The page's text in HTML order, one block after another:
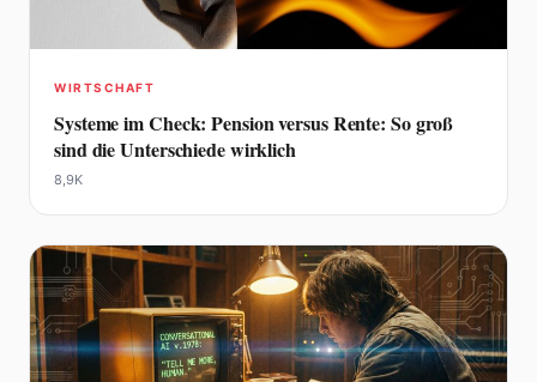
WIRTSCHAFT
Systeme im Check: Pension versus Rente: So groß
sind die Unterschiede wirklich
8,9K